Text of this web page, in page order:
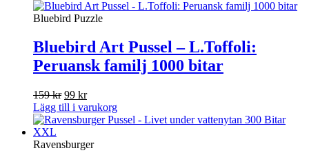
Bluebird Puzzle
Bluebird Art Pussel – L.Toffoli:
Peruansk familj 1000 bitar
159kr Det
ursprungliga
priset
159 kr.
99 krDet
nuvarande
priset
99 kr.
Lägg till i varukorg
Ravensburger